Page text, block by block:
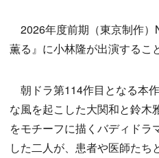
2026年度前期（東京制作）
薫る』に小林隆が出演するこ
朝ドラ第114作目となる本
な風を起こした大関和と鈴木
をモチーフに描くバディドラ
した二人が、患者や医師たち